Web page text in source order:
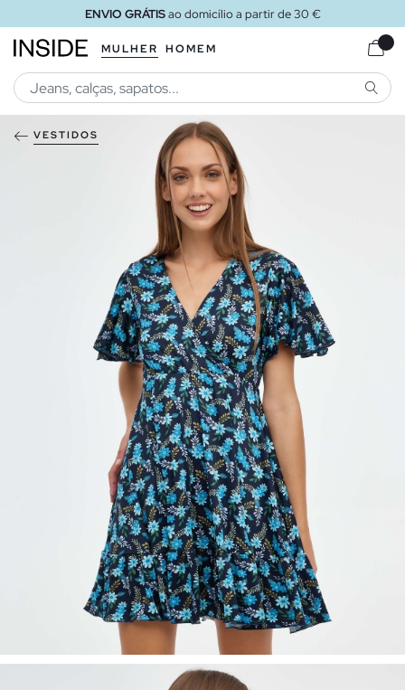
ENVIO GRÁTISao domicílio a partir de 30 €
MULHER HOMEM
VESTIDOS